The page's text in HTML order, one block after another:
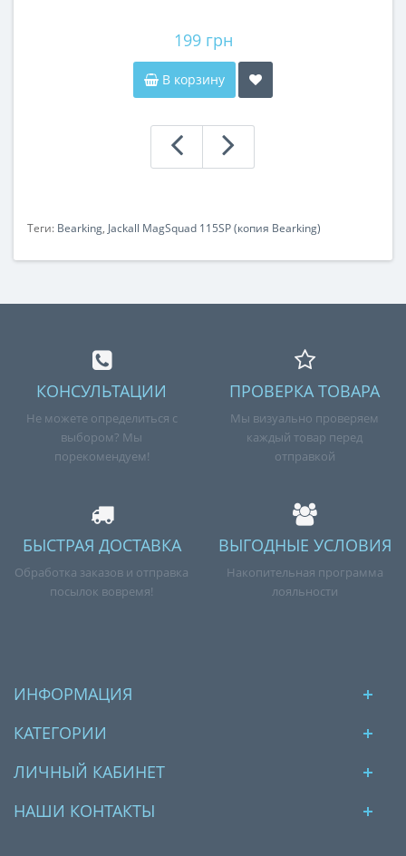
199 грн
В корзину
Теги: Bearking, Jackall MagSquad 115SP (копия Bearking)
КОНСУЛЬТАЦИИ
Не можете определиться с
выбором? Мы
порекомендуем!
ПРОВЕРКА ТОВАРА
Мы визуально проверяем
каждый товар перед
отправкой
БЫСТРАЯ ДОСТАВКА
Обработка заказов и отправка
посылок вовремя!
ВЫГОДНЫЕ УСЛОВИЯ
Накопительная программа
лояльности
ИНФОРМАЦИЯ
КАТЕГОРИИ
ЛИЧНЫЙ КАБИНЕТ
НАШИ КОНТАКТЫ